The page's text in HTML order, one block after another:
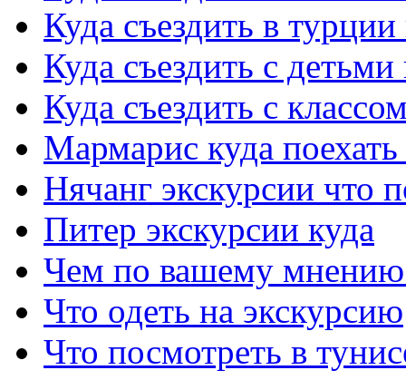
Куда съездить в
Куда съездить с
Куда съездить с
Мармарис куда
Нячанг экскурсии что
Питер экскурсии куда
Чем по вашему мнению
Что одеть на экскурсию
Что посмотреть в